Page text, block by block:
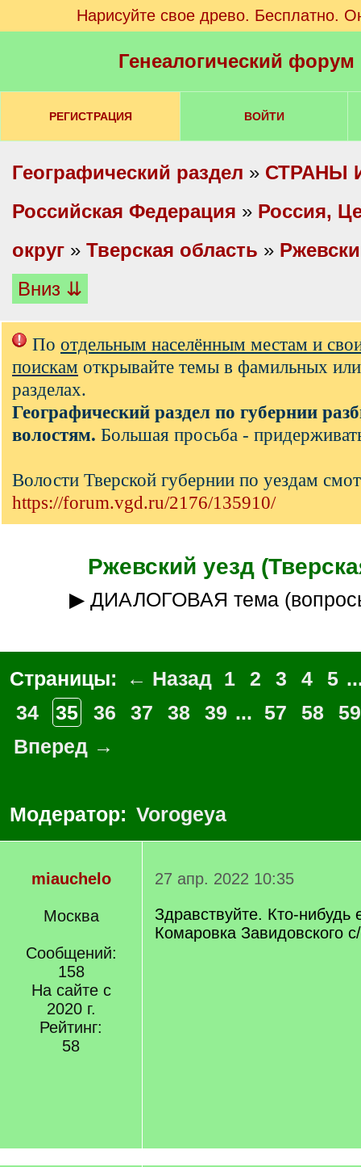
Нарисуйте свое древо. Бесплатно.
Генеалогический
РЕГИСТРАЦИЯ ВОЙТИ
Географический раздел » СТРАНЫ
Российская Федерация » Россия,
округ » Тверская область »
Вниз ⇊
По отдельным населённым местам и
поискам открывайте темы в фамильных
разделах.
Географический раздел по губернии
волостям. Большая просьба -
Волости Тверской губернии по уездам
https://forum.vgd.ru/2176/135910/
Ржевский уезд
▶ ДИАЛОГОВАЯ тема
Страницы: ← Назад 1 2 3 4 5
34
35 36 37 38 39 ... 57 58
59
Вперед →
Модератор: Vorogeya
miauchelo
Москва
Сообщений:
158
На сайте с
2020 г.
Рейтинг:
58
27 апр. 2022 10:35
Здравствуйте. Кто-нибудь
Комаровка Завидовского